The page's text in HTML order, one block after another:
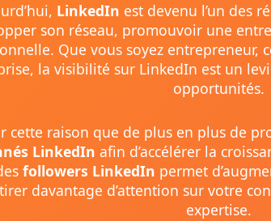
LinkedIn est devenu l’un des
son réseau, promouvoir une
Que vous soyez
la visibilité sur LinkedIn est un
opportunités.
cette raison que de plus en plus de
LinkedIn afin d’accélérer la
followers LinkedIn permet
davantage d’attention sur votre
expertise.